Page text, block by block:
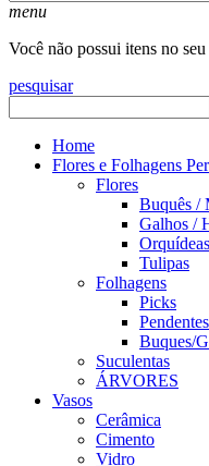
menu
Você não possui itens no
pesquisar
Home
Flores e Folhagens
Flores
Buquês /
Galhos /
Orquídeas
Tulipas
Folhagens
Picks
Buques/
Suculentas
ÁRVORES
Vasos
Cerâmica
Cimento
Vidro